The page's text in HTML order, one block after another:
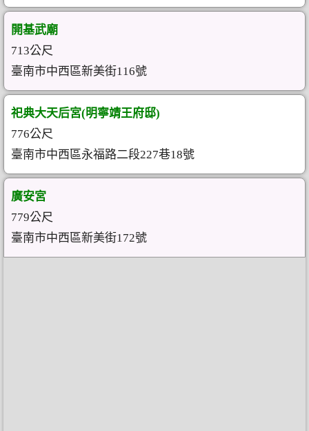
開基武廟
713公尺
臺南市中西區新美街116號
祀典大天后宮(明寧靖王府邸)
776公尺
臺南市中西區永福路二段227巷18號
廣安宮
779公尺
臺南市中西區新美街172號